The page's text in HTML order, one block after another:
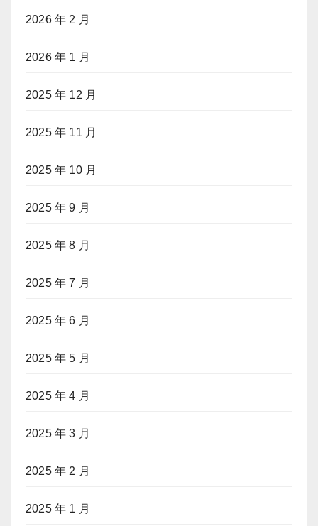
2026 年 2 月
2026 年 1 月
2025 年 12 月
2025 年 11 月
2025 年 10 月
2025 年 9 月
2025 年 8 月
2025 年 7 月
2025 年 6 月
2025 年 5 月
2025 年 4 月
2025 年 3 月
2025 年 2 月
2025 年 1 月